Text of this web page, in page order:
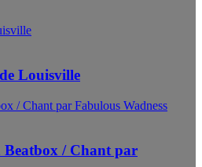
Louisville
/ Chant par Fabulous Wadness
Beatbox / Chant par